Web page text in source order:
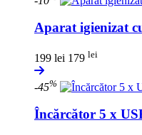
Aparat igienizat
199 lei 179 lei
-45%
Încărcător 5 x